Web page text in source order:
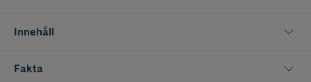
ljud eller bortkastad batteritid.
skyddar din sexleksak och fästs med en magnetisk stängning.
Innehåll
Fakta